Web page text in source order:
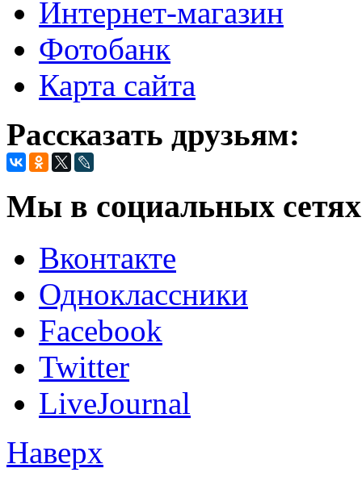
Интернет-магазин
Фотобанк
Карта сайта
Рассказать друзьям:
Мы в социальных
Вконтакте
Одноклассники
Facebook
Twitter
LiveJournal
Наверх